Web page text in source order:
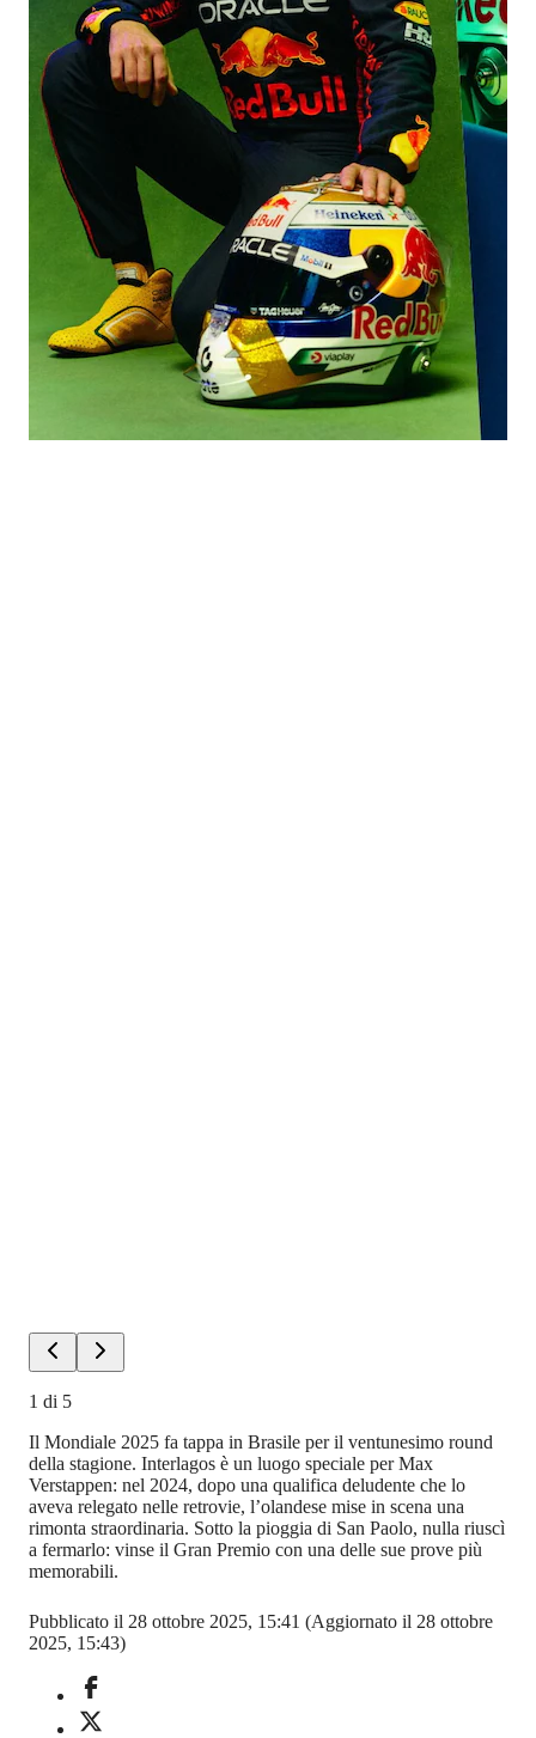
1 di 5
Il Mondiale 2025 fa tappa in Brasile per il ventunesimo round
della stagione. Interlagos è un luogo speciale per Max
Verstappen: nel 2024, dopo una qualifica deludente che lo
aveva relegato nelle retrovie, l’olandese mise in scena una
rimonta straordinaria. Sotto la pioggia di San Paolo, nulla riuscì
a fermarlo: vinse il Gran Premio con una delle sue prove più
memorabili.
Pubblicato il 28 ottobre 2025, 15:41 (Aggiornato il 28 ottobre
2025, 15:43)